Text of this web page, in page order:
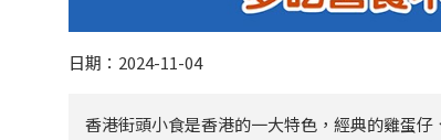
日期：2024-11-04
香港街頭小食是香港的一大特色，經典的雞蛋